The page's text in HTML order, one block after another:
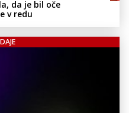
da je bil oče
v redu